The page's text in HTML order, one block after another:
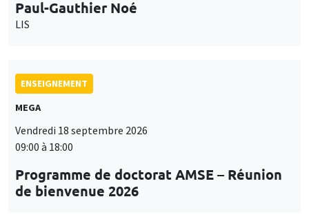
Paul-Gauthier Noé
LIS
ENSEIGNEMENT
MEGA
Vendredi 18 septembre 2026
09:00 à 18:00
Programme de doctorat AMSE – Réunion
de bienvenue 2026